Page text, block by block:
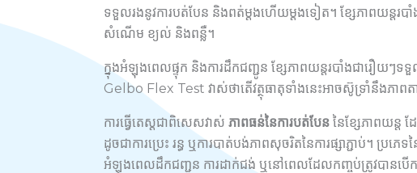
ទទួលរងនូវការបត់បែន និងពត់ម្តងហើយម្តងទៀត។ ខ្សែភាពយន្តរបាំ
សំណើម ខ្យល់ និងពន្លឺ។
ក្នុងអំឡុងពេលផ្ទុក និងការដឹកជញ្ជូន ខ្សែភាពយន្តរបាំងជារឿយៗទទួ
Gelbo Flex Test វាស់ថាតើវត្ថុធាតុទាំងនេះអាចស៊ូទ្រាំនឹងភ
ការធ្វើតេស្តជាពិសេសវាស់ ភាពធន់នៃការបត់បែន នៃខ្សែភាពយន្ត
ដូចជាការប្រេះ រន្ធ ឬការបាត់បង់ភាពសុចរិតនៃការផ្សាភ្ជាប់។ ប្រភេ
អំឡុងពេលដឹកជញ្ជូន ការដាក់ជង់ ឬនៅពេលដែលកញ្ចប់ត្រូវបានបើ